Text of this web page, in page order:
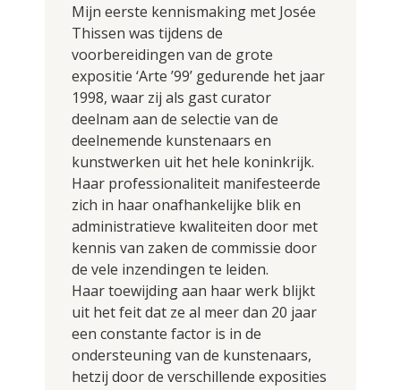
Mijn eerste kennismaking met Josée
Thissen was tijdens de
voorbereidingen van de grote
expositie ‘Arte ’99’ gedurende het jaar
1998, waar zij als gast curator
deelnam aan de selectie van de
deelnemende kunstenaars en
kunstwerken uit het hele koninkrijk.
Haar professionaliteit manifesteerde
zich in haar onafhankelijke blik en
administratieve kwaliteiten door met
kennis van zaken de commissie door
de vele inzendingen te leiden.
Haar toewijding aan haar werk blijkt
uit het feit dat ze al meer dan 20 jaar
een constante factor is in de
ondersteuning van de kunstenaars,
hetzij door de verschillende exposities